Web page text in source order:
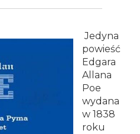
Jedyna
powieść
Edgara
Allana
Poe
wydana
w 1838
roku